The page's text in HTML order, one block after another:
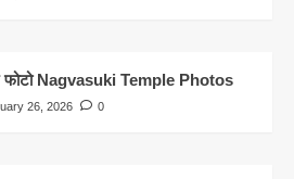
फोटो Nagvasuki Temple Photos
26, 2026 0